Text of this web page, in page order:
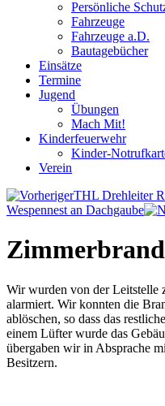
Persönliche
Fahrzeuge
Fahrzeuge a.D.
Bautagebücher
Einsätze
Termine
Jugend
Übungen
Mach Mit!
Kinderfeuerwehr
Kinder-
Verein
THL Drehleiter
Wespennest an Dachgaube
Zimmerbrand
Wir wurden von der Leitstelle
alarmiert. Wir konnten die
ablöschen, so dass das
einem Lüfter wurde das
übergaben wir in Absprache
Besitzern.